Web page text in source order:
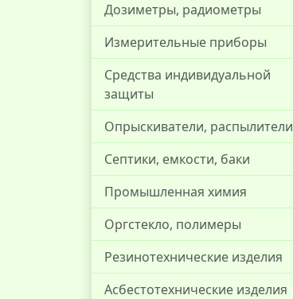
Дозиметры, радиометры
Измерительные приборы
Средства индивидуальной
защиты
Опрыскиватели, распылители
Септики, емкости, баки
Промышленная химия
Оргстекло, полимеры
Резинотехнические изделия
Асбестотехнические изделия